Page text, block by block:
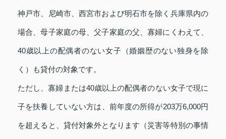
神戸市、尼崎市、西宮市および明石市を除く兵庫県内の
場合、母子家庭の母、父子家庭の父、寡婦にくわえて、
40歳以上の配偶者のない女子（婚姻歴のない独身を除
く）も貸付の対象です。
ただし、寡婦または40歳以上の配偶者のない女子で現に
子を扶養していない方は、前年度の所得が203万6,000円
を超えると、貸付対象外となります（災害等特別の事情